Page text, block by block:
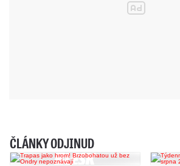
ČLÁNKY ODJINUD